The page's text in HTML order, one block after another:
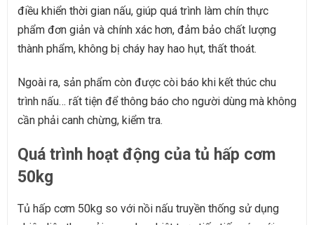
điều khiển thời gian nấu, giúp quá trình làm chín thực
phẩm đơn giản và chính xác hơn, đảm bảo chất lượng
thành phẩm, không bị cháy hay hao hụt, thất thoát.
Ngoài ra, sản phẩm còn được còi báo khi kết thúc chu
trình nấu… rất tiện để thông báo cho người dùng mà không
cần phải canh chừng, kiểm tra.
Quá trình hoạt động của tủ hấp cơm
50kg
Tủ hấp cơm 50kg so với nồi nấu truyền thống sử dụng